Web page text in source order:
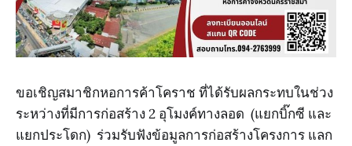
ขอเชิญสมาชิกหอการค้าโคราช ที่ได้รับผลกระทบในช่วง
ระหว่างที่มีการก่อสร้าง 2 อุโมงค์ทางลอด (แยกบิ๊กซี และ
แยกประโดก) ร่วมรับฟังข้อมูลการก่อสร้างโครงการ แลก